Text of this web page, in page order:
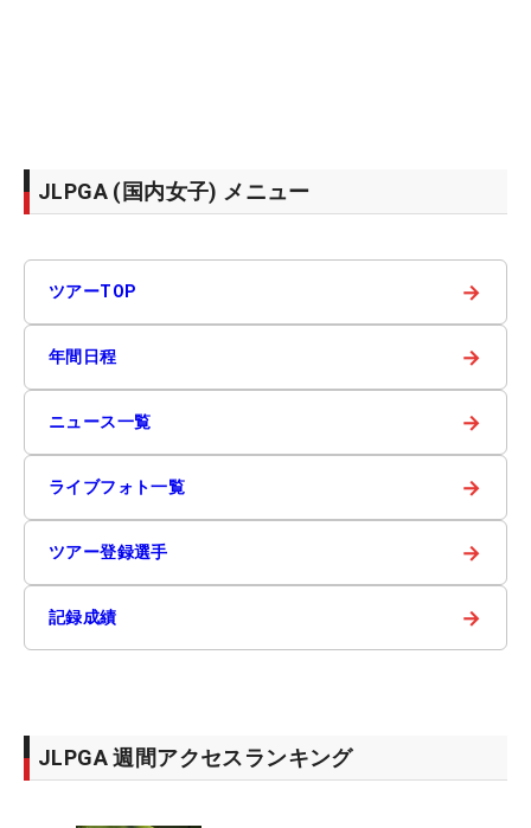
JLPGA (国内女子) メニュー
ツアーTOP →
年間日程 →
ニュース一覧 →
ライブフォト一覧 →
ツアー登録選手 →
記録成績 →
JLPGA 週間アクセスランキング